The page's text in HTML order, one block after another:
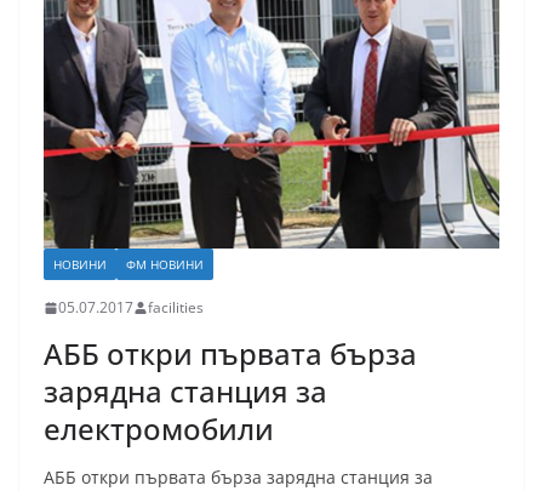
НОВИНИ ФМ НОВИНИ
05.07.2017 facilities
АББ откри първата бърза
зарядна станция за
електромобили
АББ откри първата бърза зарядна станция за